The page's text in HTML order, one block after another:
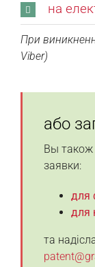
на
При
Viber)
або
Вы також
заявки:
для
для
та